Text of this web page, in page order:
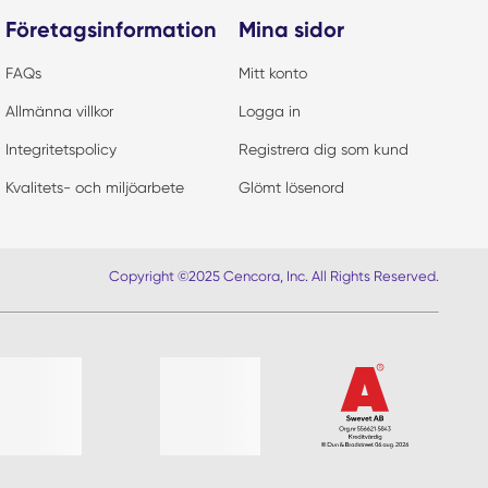
Företagsinformation
FAQs
Allmänna villkor
Integritetspolicy
Kvalitets- och miljöarbete
Mina sidor
Mitt konto
Logga in
Registrera dig som kund
Glömt lösenord
Copyright ©2025 Cencora, Inc. All Rights Reserved.